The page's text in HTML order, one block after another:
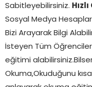
Sabitleyebilirsiniz.
Sosyal Medya
Bizi Arayarak Bilgi
İsteyen Tüm
eğitimi
Okuma,Okuduğunu